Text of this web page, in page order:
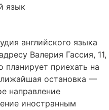
язык
английского языка
Валерия Гассия, 11,
приехать на
остановка —
направление
иностранным